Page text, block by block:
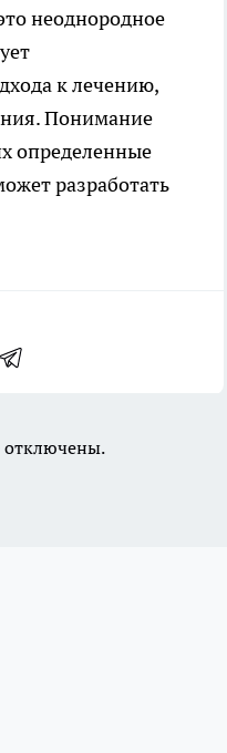
неоднородное
к лечению,
Понимание
определенные
разработать
отключены.